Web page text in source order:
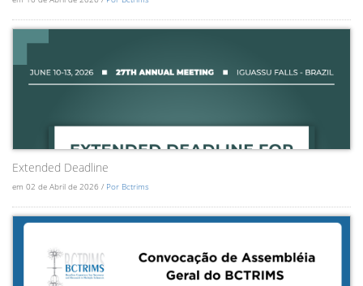
Extended Deadline
em 02 de Abril de 2026 / Por Bctrims